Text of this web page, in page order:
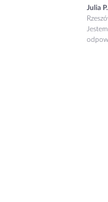
Julia P.